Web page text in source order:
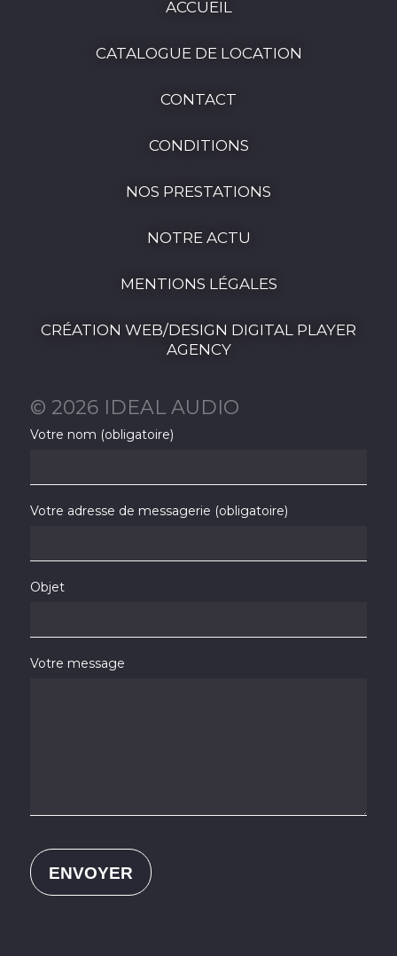
ACCUEIL
CATALOGUE DE LOCATION
CONTACT
CONDITIONS
NOS PRESTATIONS
NOTRE ACTU
MENTIONS LÉGALES
CRÉATION WEB/DESIGN DIGITAL PLAYER
AGENCY
© 2026 IDEAL AUDIO
Votre nom (obligatoire)
Votre adresse de messagerie (obligatoire)
Objet
Votre message